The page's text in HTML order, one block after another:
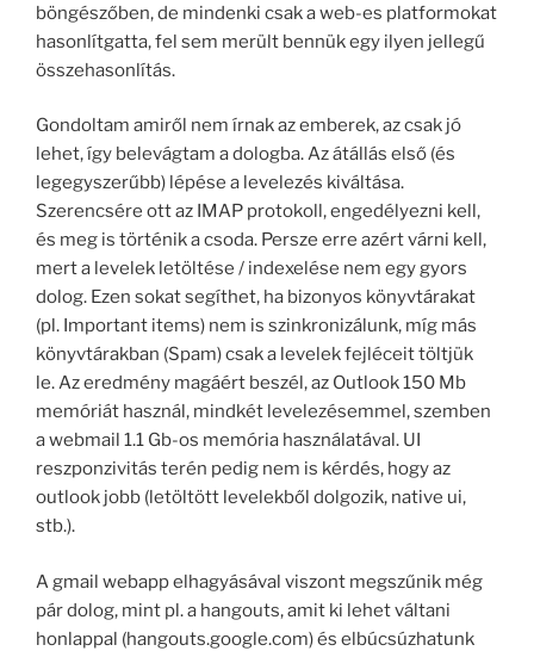
böngészőben, de mindenki csak a web-es platformokat
hasonlítgatta, fel sem merült bennük egy ilyen jellegű
összehasonlítás.
Gondoltam amiről nem írnak az emberek, az csak jó
lehet, így belevágtam a dologba. Az átállás első (és
legegyszerűbb) lépése a levelezés kiváltása.
Szerencsére ott az IMAP protokoll, engedélyezni kell,
és meg is történik a csoda. Persze erre azért várni kell,
mert a levelek letöltése / indexelése nem egy gyors
dolog. Ezen sokat segíthet, ha bizonyos könyvtárakat
(pl. Important items) nem is szinkronizálunk, míg más
könyvtárakban (Spam) csak a levelek fejléceit töltjük
le. Az eredmény magáért beszél, az Outlook 150 Mb
memóriát használ, mindkét levelezésemmel, szemben
a webmail 1.1 Gb-os memória használatával. UI
reszponzivitás terén pedig nem is kérdés, hogy az
outlook jobb (letöltött levelekből dolgozik, native ui,
stb.).
A gmail webapp elhagyásával viszont megszűnik még
pár dolog, mint pl. a hangouts, amit ki lehet váltani
honlappal (hangouts.google.com) és elbúcsúzhatunk